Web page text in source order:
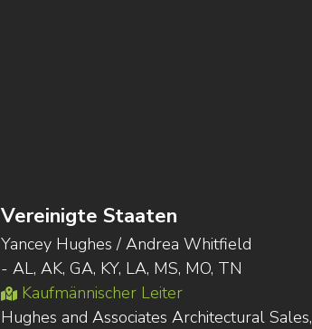
Vereinigte Staaten
Yancey Hughes / Andrea Whitfield
- AL, AK, GA, KY, LA, MS, MO, TN
Kaufmännischer Leiter
Hughes and Associates Architectural Sales,